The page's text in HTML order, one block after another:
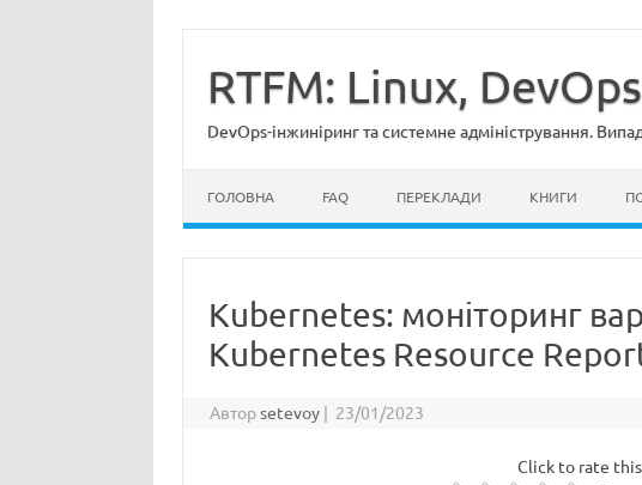
вмістуRTFM: Linux,
DevOps-інжиніринг та системне адміністрування.
ГОЛОВНА FAQ ПЕРЕКЛАДИ КНИГИ
Kubernetes: моніторинг
Kubernetes Resource
Авторsetevoy | 23/01/2023
Click to rate